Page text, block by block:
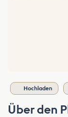
Hochladen
Über den